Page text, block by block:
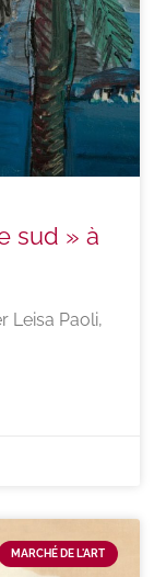
sud » à
Leisa Paoli,
MARCHÉ DE L'ART